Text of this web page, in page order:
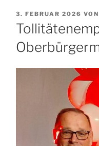
VERÖFFENTLICHT
AM
3. FEBRUAR 2026 VON